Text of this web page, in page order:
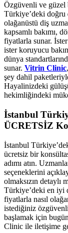
Özgüvenli ve güzel
Türkiye’deki doğru
olağanüstü diş
kapsamlı bakımı,
fiyatlarla sunar.
ister koruyucu
dünya
sunar. Vitrin Clinic
şey dahil
Hayalinizdeki
hekimliğindeki
İstanbul
ÜCRETSİZ
İstanbul
ücretsiz bir
adımı atın.
seçeneklerini
olmaksızın detaylı
Türkiye’deki en iyi
fiyatlarla nasıl
istediğiniz
başlamak için
Clinic ile iletişime